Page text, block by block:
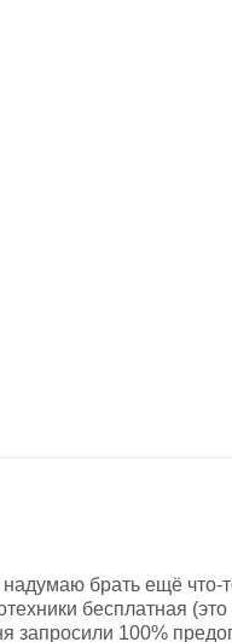
брать ещё что-
бесплатная (это
запросили 100%